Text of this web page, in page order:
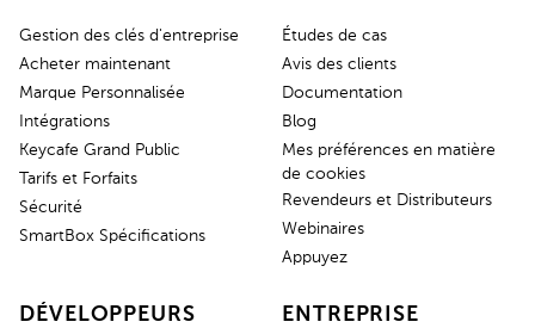
Gestion des clés d'entreprise
Acheter maintenant
Marque Personnalisée
Intégrations
Keycafe Grand Public
Tarifs et Forfaits
Sécurité
SmartBox Spécifications
Études de cas
Avis des clients
Documentation
Blog
Mes préférences en matière
de cookies
Revendeurs et Distributeurs
Webinaires
Appuyez
DÉVELOPPEURS ENTREPRISE